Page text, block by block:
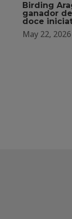
Birding
ganador
doce
May 22, 2026